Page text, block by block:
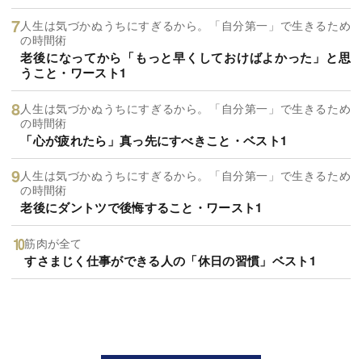
人生は気づかぬうちにすぎるから。「自分第一」で生きるため
の時間術
老後になってから「もっと早くしておけばよかった」と思
うこと・ワースト1
人生は気づかぬうちにすぎるから。「自分第一」で生きるため
の時間術
「心が疲れたら」真っ先にすべきこと・ベスト1
人生は気づかぬうちにすぎるから。「自分第一」で生きるため
の時間術
老後にダントツで後悔すること・ワースト1
筋肉が全て
すさまじく仕事ができる人の「休日の習慣」ベスト1